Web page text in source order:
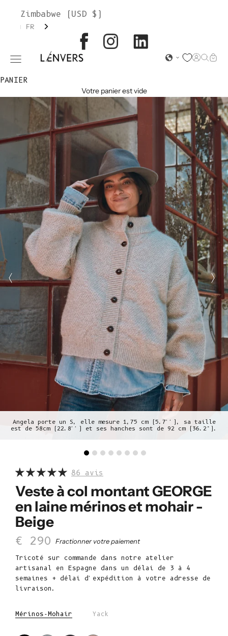
L'ENVERS
Ouvrir le menu de navigation Page
Zimbabwe (USD $)
FR
PANIER
Votre panier est vide
Angela porte un S, elle mesure 1,75 cm (5.7''), sa taille
est de 58cm (22.8'') et ses hanches sont de 92 cm (36.2").
86 avis
Veste à col montant GEORGE
en laine mérinos et mohair -
Beige
Prix de vente
€ 290 Fractionner votre paiement
Tricoté sur commande dans notre atelier
artisanal en Espagne dans un délai de 3 à 4
semaines + délai d'expédition à votre adresse de
livraison.
Mérinos-Mohair Yack